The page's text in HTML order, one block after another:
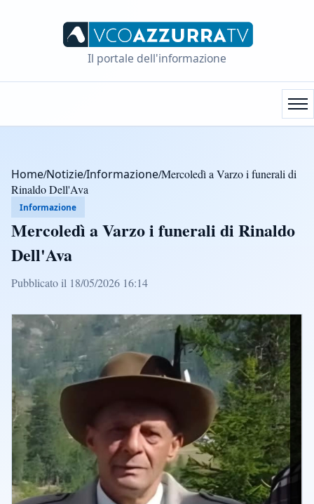
Il portale dell'informazione
Home/Notizie/Informazione/Mercoledì a Varzo i funerali di
Rinaldo Dell'Ava
Informazione
Mercoledì a Varzo i funerali di Rinaldo
Dell'Ava
Pubblicato il 18/05/2026 16:14